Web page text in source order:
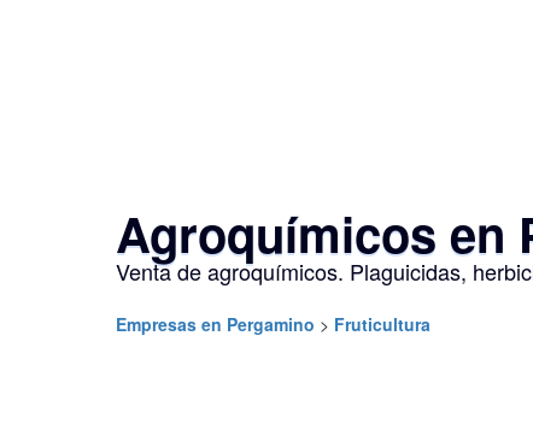
Agroquímicos en
Venta de agroquímicos. Plaguicidas,
Empresas en Pergamino > Fruticultura